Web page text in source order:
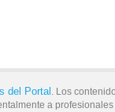
del Portal . Los
a